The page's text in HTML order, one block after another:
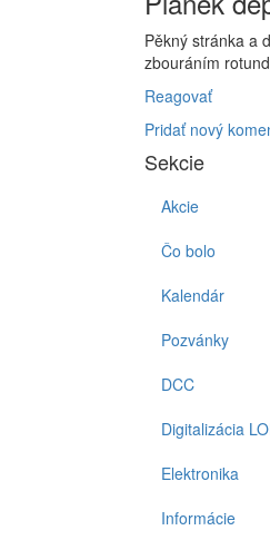
Pěkný stránka a
zbouráním
Reagovať
Pridať nový
Sekcie
Akcie
Čo bolo
Kalendár
Pozvánky
DCC
Digitalizácia
Elektronika
Informácie